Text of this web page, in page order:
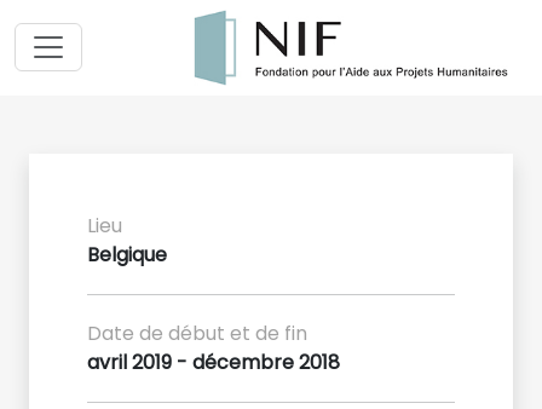
Lieu
Belgique
Date de début et de fin
avril 2019 - décembre 2018